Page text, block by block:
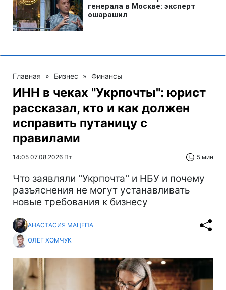
Главная » Бизнес » Финансы
ИНН в чеках "Укрпочты": юрист
рассказал, кто и как должен
исправить путаницу с
правилами
14:05 07.08.2026 Пт 5 мин
Что заявляли ''Укрпочта'' и НБУ и почему
разъяснения не могут устанавливать
новые требования к бизнесу
АНАСТАСИЯ МАЦЕПА
ОЛЕГ ХОМЧУК